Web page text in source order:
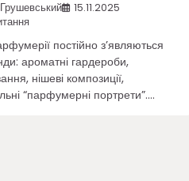
15.11.2025
постійно з’являються
ароматні гардероби,
нішеві композиції,
“парфумерні портрети”.…